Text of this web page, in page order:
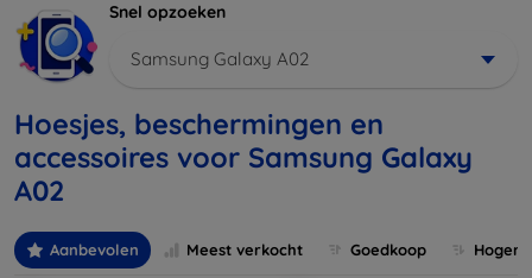
Snel opzoeken
Samsung Galaxy A02
Hoesjes, beschermingen en
accessoires voor Samsung Galaxy
A02
Aanbevolen Meest verkocht Goedkoop